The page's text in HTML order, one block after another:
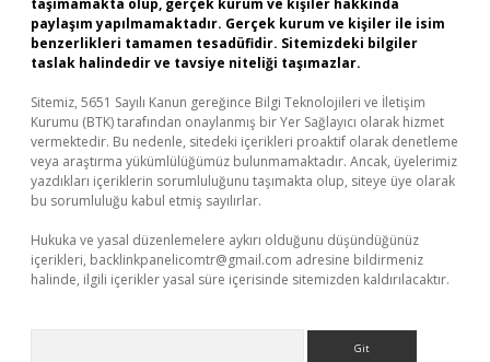
taşımamakta olup, gerçek kurum ve kişiler hakkında
paylaşım yapılmamaktadır. Gerçek kurum ve kişiler ile isim
benzerlikleri tamamen tesadüfidir. Sitemizdeki bilgiler
taslak halindedir ve tavsiye niteliği taşımazlar.
Sitemiz, 5651 Sayılı Kanun gereğince Bilgi Teknolojileri ve İletişim
Kurumu (BTK) tarafından onaylanmış bir Yer Sağlayıcı olarak hizmet
vermektedir. Bu nedenle, sitedeki içerikleri proaktif olarak denetleme
veya araştırma yükümlülüğümüz bulunmamaktadır. Ancak, üyelerimiz
yazdıkları içeriklerin sorumluluğunu taşımakta olup, siteye üye olarak
bu sorumluluğu kabul etmiş sayılırlar.
Hukuka ve yasal düzenlemelere aykırı olduğunu düşündüğünüz
içerikleri, backlinkpanelicomtr@gmail.com adresine bildirmeniz
halinde, ilgili içerikler yasal süre içerisinde sitemizden kaldırılacaktır.